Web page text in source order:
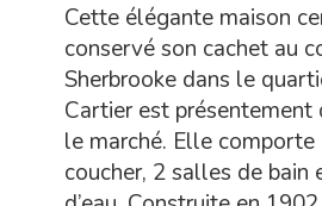
Cette élégante maison
conservé son cachet au
Sherbrooke dans le
Cartier est présentement
le marché. Elle comporte
coucher, 2 salles de bain